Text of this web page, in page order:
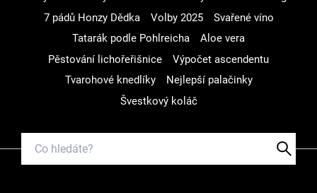
7 pádů Honzy Dědka
Volby 2025
Svařené víno
Tatarák podle Pohlreicha
Aloe vera
Pěstování lichořeřišnice
Výpočet ascendentu
Tvarohové knedlíky
Nejlepší palačinky
Švestkový koláč